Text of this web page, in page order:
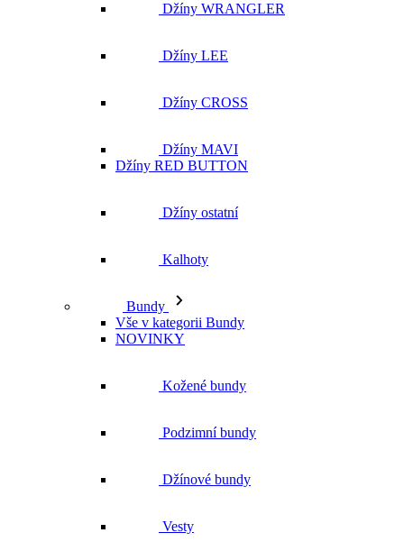
Džíny WRANGLER
Džíny LEE
Džíny CROSS
Džíny MAVI
Džíny RED BUTTON
Džíny ostatní
Kalhoty
Bundy
Vše v kategorii Bundy
NOVINKY
Kožené bundy
Podzimní bundy
Džínové bundy
Vesty